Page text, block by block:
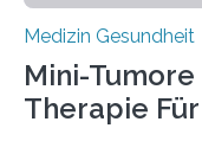
Medizin Gesundheit
Mini-
Therapie